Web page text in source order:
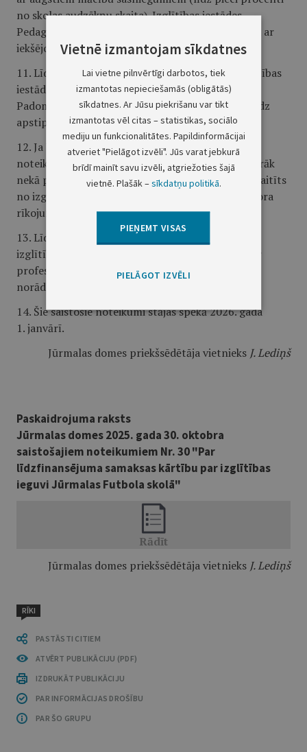
no skolas audzēkņu skaita). Izglītības iestādes
Pedagoģiskās padomes darbība tiek reglamentēta ar
iekšējo normatīvo aktu.
11. Līdzfinansējuma izdevumu tāmi izstrādā izglītības
iestādes direktors sadarbībā ar izglītības iestādes
Padomi un Jūrmalas Izglītības pārvaldi, un iesniedz
apstiprināšanai Jūrmalas domē.
12. Ja Vecāku līdzfinansējums nav samaksāts
noteiktajos termiņos bez attaisnojoša iemesla vairāk
nekā par diviem mēnešiem, izglītojamais tiek atskaitīts
no izglītības iestādes ar izglītības iestādes direktora
rīkojumu.
13. Līdzfinansējuma samaksu Vecāki veic starp
izglītības iestādi un Vecāku noslēgtajā līgumā par
profesionālās ievirzes izglītības programmas
norādītajā norēķinu kontā.
14. Šie saistošie noteikumi stājas spēkā 2026. gada
1. janvārī.
Jūrmalas domes priekšsēdētāja vietnieks J. Lediņš
Paskaidrojuma raksts
Jūrmalas domes 2025. gada 30. oktobra
saistošajiem noteikumiem Nr. 30 "Par
līdzfinansējuma samaksas kārtību par izglītības
ieguvi Jūrmalas Futbola skolā"
Jūrmalas domes priekšsēdētāja vietnieks J. Lediņš
RĪKI
PASTĀSTI CITIEM
ATVĒRT PUBLIKĀCIJU (PDF)
IZDRUKĀT PUBLIKĀCIJU
PAR INFORMĀCIJAS DROŠĪBU
PAR ŠO GRUPU
Vietnē izmantojam sīkdatnes
Lai vietne pilnvērtīgi darbotos, tiek
izmantotas nepieciešamās (obligātās)
sīkdatnes. Ar Jūsu piekrišanu var tikt
izmantotas vēl citas – statistikas, sociālo
mediju un funkcionalitātes. Papildinformācijai
atveriet "Pielāgot izvēli". Jūs varat jebkurā
brīdī mainīt savu izvēli, atgriežoties šajā
vietnē. Plašāk –sīkdatņu politikā.
PIEŅEMT VISAS
PIELĀGOT IZVĒLI